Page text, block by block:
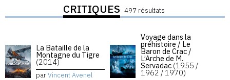
CRITIQUES 497 résultats
La Bataille de la
Montagne du Tigre
(2014)
parVincent Avenel
Voyage dans la
préhistoire / Le
Baron de Crac /
L’Arche de M.
Servadac (1955 /
1962 / 1970)